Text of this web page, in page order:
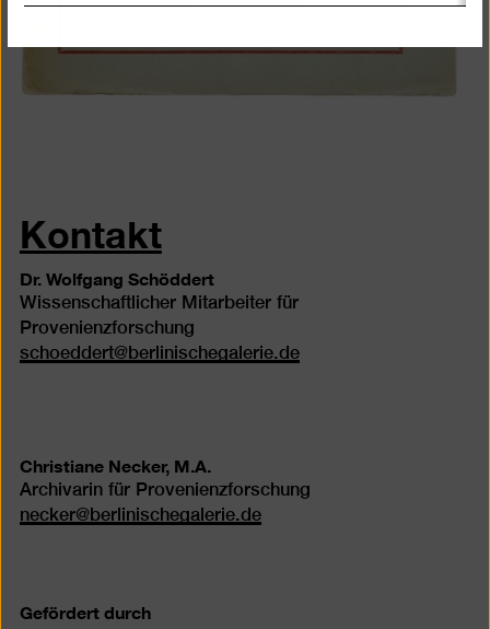
Kontakt
Dr. Wolfgang Schöddert
Wissenschaftlicher Mitarbeiter für
Provenienzforschung
schoeddert@berlinischegalerie.de
Christiane Necker, M.A.
Archivarin für Provenienzforschung
necker@berlinischegalerie.de
Gefördert durch